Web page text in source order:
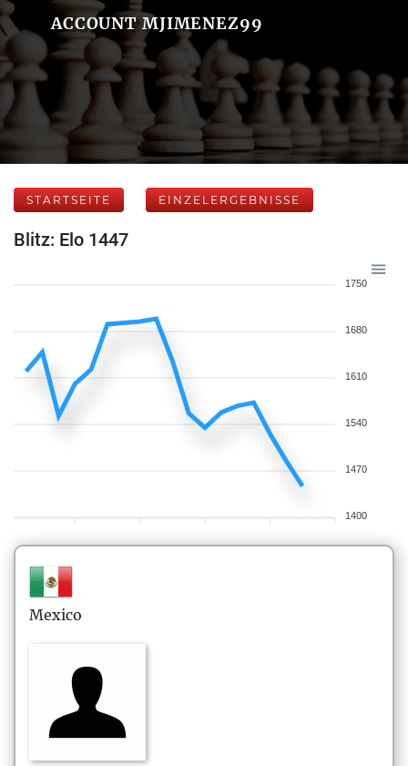
ACCOUNT MJIMENEZ99
STARTSEITE EINZELERGEBNISSE
Blitz: Elo 1447
1750
1680
1610
1540
1470
1400
Mexico